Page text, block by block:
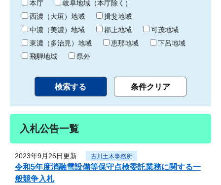
わ
り
本庁
岐阜地域（本庁除く）
西濃（大垣）地域
揖斐地域
中濃（美濃）地域
郡上地域
可茂地域
東濃（多治見）地域
恵那地域
下呂地域
飛騨地域
県外
入札公告一覧
2023年9月26日更新 古川土木事務所
令和5年度消融雪設備等保守点検委託業務に関する一
般競争入札